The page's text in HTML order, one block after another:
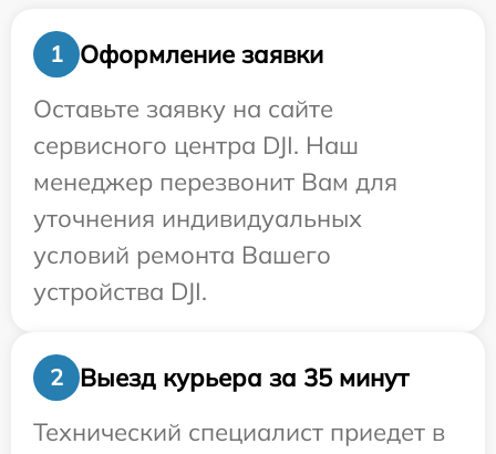
1
Оформление заявки
Оставьте заявку на сайте
сервисного центра DJI. Наш
менеджер перезвонит Вам для
уточнения индивидуальных
условий ремонта Вашего
устройства DJI.
2
Выезд курьера за 35 минут
Технический специалист приедет в